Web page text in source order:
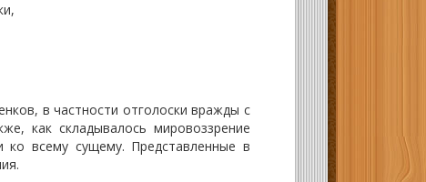
в частности отголоски вражды с
как складывалось мировоззрение
ко всему сущему. Представленные в